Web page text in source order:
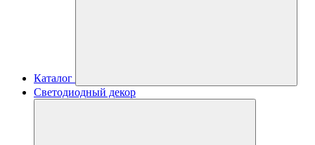
Каталог
Светодиодный декор